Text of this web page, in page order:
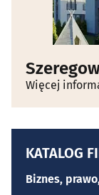
Więcej
KATALOG
Biznes,